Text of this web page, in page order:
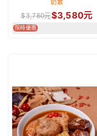
奶素
$3,780元$3,580元
限時優惠